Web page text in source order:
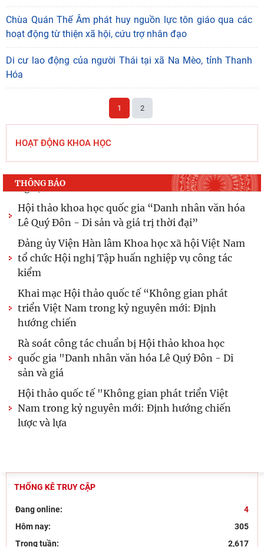
Chùa Quán Thế Âm phát huy nguồn lực tôn giáo qua các
hoạt động từ thiện xã hội, cứu trợ nhân đạo
Di cư lao động của người Thái tại xã Na Mèo, tỉnh Thanh
Hóa
1 2
HOẠT ĐỘNG KHOA HỌC
THÔNG BÁO
VĂN HÓA GIỮA VIỆT NAM VÀ
Lễ ký kết Thỏa thuận hợp tác giữa Viện Hàn lâm
Khai mạc trưng bày “Kết nối truyền thống, vững
bước tương lai”
Giữ màu xanh đại ngàn từ “ý Đảng - lòng dân”:
phát huy tri thức địa phương của đồng bào dân
tộc
việc với Tiểu ban Văn hóa - Xã hội - Văn học,
nghệ
Hội thảo khoa học quốc gia “Danh nhân văn hóa
Lê Quý Đôn - Di sản và giá trị thời đại”
Đảng ủy Viện Hàn lâm Khoa học xã hội Việt Nam
tổ chức Hội nghị Tập huấn nghiệp vụ công tác
kiểm
Khai mạc Hội thảo quốc tế “Không gian phát
triển Việt Nam trong kỷ nguyên mới: Định
hướng chiến
Rà soát công tác chuẩn bị Hội thảo khoa học
quốc gia "Danh nhân văn hóa Lê Quý Đôn - Di
sản và giá
Hội thảo quốc tế "Không gian phát triển Việt
Nam trong kỷ nguyên mới: Định hướng chiến
lược và lựa
THỐNG KÊ TRUY CẬP
Đang online:
4
Hôm nay:
305
Trong tuần:
2,617